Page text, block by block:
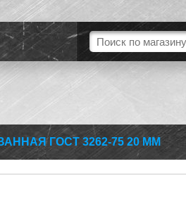
ГОСТ 3262-75 20 ММ